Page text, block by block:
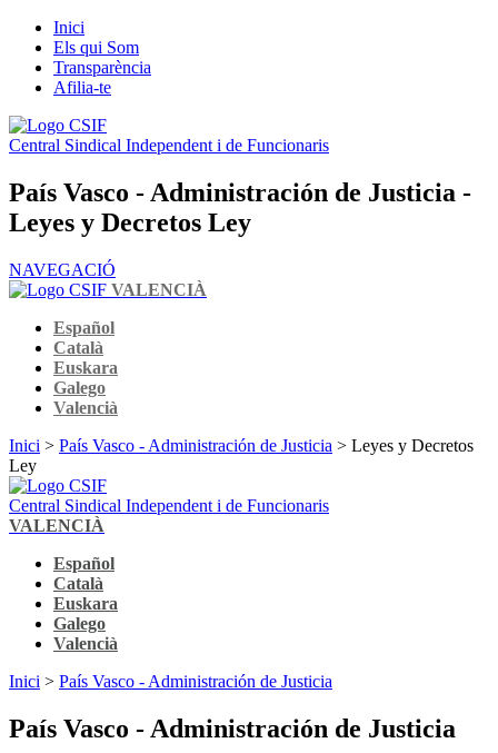
Inici
Els qui Som
Transparència
Afilia-te
Central Sindical Independent i de Funcionaris
País Vasco - Administración de Justicia -
Leyes y Decretos Ley
NAVEGACIÓ
VALENCIÀ
Español
Català
Euskara
Galego
Valencià
Inici > País Vasco - Administración de Justicia > Leyes y Decretos
Ley
Central Sindical Independent i de Funcionaris
VALENCIÀ
Español
Català
Euskara
Galego
Valencià
Inici > País Vasco - Administración de Justicia
País Vasco - Administración de Justicia